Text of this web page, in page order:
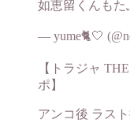
如恵留くんもた
— yume🐈🤍
【トラジャ
ポ】
アンコ後 ラス